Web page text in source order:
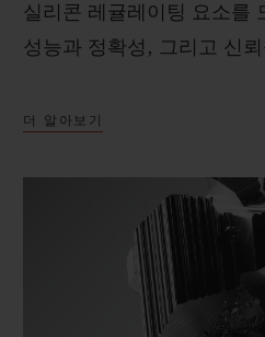
실리콘 레귤레이팅 요소를
성능과 정확성, 그리고 신
더 알아보기